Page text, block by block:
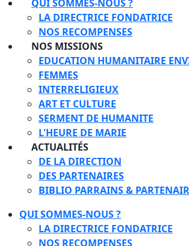
QUI SOMMES-NOUS ?
LA DIRECTRICE FONDATRICE
NOS RECOMPENSES
NOS MISSIONS
EDUCATION HUMANITAIRE
FEMMES
INTERRELIGIEUX
ART ET CULTURE
SERMENT DE HUMANITE
L'HEURE DE MARIE
ACTUALITÉS
DE LA DIRECTION
DES PARTENAIRES
BIBLIO PARRAINS &
QUI SOMMES-NOUS ?
LA DIRECTRICE FONDATRICE
NOS RECOMPENSES